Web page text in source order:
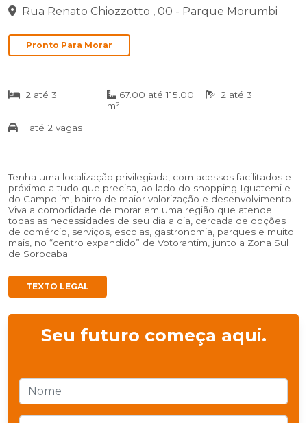
Rua Renato Chiozzotto , 00 - Parque Morumbi
Pronto Para Morar
2 até 3
67.00 até 115.00
m²
2 até 3
1 até 2 vagas
Tenha uma localização privilegiada, com acessos facilitados e
próximo a tudo que precisa, ao lado do shopping Iguatemi e
do Campolim, bairro de maior valorização e desenvolvimento.
Viva a comodidade de morar em uma região que atende
todas as necessidades de seu dia a dia, cercada de opções
de comércio, serviços, escolas, gastronomia, parques e muito
mais, no “centro expandido” de Votorantim, junto a Zona Sul
de Sorocaba.
TEXTO LEGAL
Seu futuro começa aqui.